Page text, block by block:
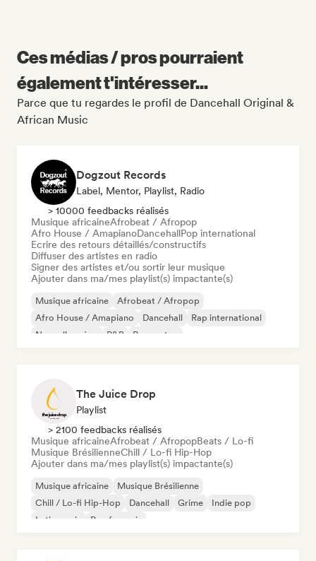
Ces médias / pros pourraient
également t'intéresser...
Parce que tu regardes le profil de Dancehall Original &
African Music
Dogzout Records
Label, Mentor, Playlist, Radio
> 10000 feedbacks réalisés
Musique africaineAfrobeat / Afropop
Afro House / AmapianoDancehallPop international
Ecrire des retours détaillés/constructifs
Diffuser des artistes en radio
Signer des artistes et/ou sortir leur musique
Ajouter dans ma/mes playlist(s) impactante(s)
Musique africaine
Afrobeat / Afropop
Afro House / Amapiano
Dancehall
Rap international
Nouvelle scène
R&B Reggaeton
The Juice Drop
Playlist
> 2100 feedbacks réalisés
Musique africaineAfrobeat / AfropopBeats / Lo-fi
Musique BrésilienneChill / Lo-fi Hip-Hop
Ajouter dans ma/mes playlist(s) impactante(s)
Musique africaine
Musique Brésilienne
Chill / Lo-fi Hip-Hop
Dancehall Grime
Indie pop
Latin music
Rap francais